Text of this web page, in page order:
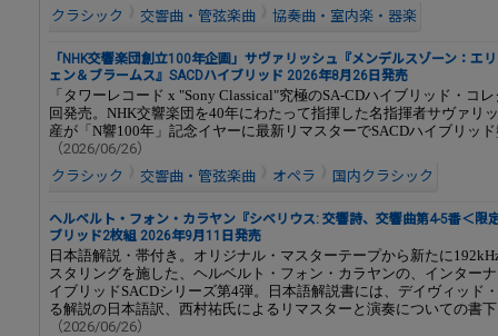
クラシック
交響曲・管弦楽曲 協奏曲・室内楽・器楽
「NHK交響楽団創立100年企画」サヴァリッシュ『メンデルスゾーン：エ
ェン＆ブラームス』SACDハイブリッド 2026年8月26日発売
「タワーレコード x "Sony Classical"究極のSA-CDハイブリッド・コ
回発売。NHK交響楽団を40年にわたって指揮した名指揮者サヴァリ
産が「N響100年」記念イヤーに最新リマスターでSACDハイブリッ
（2026/06/26）
クラシック
交響曲・管弦楽曲 オペラ 国内クラシック
ヘルベルト・フォン・カラヤン『シベリウス: 交響詩、交響曲第4-5番＜限
ブリッド2枚組 2026年9月11日発売
日本語解説・帯付き。オリジナル・マスターテープから新たに
スタリングを施した、ヘルベルト・フォン・カラヤンの、インター
イブリッドSACDシリーズ第4弾。日本語解説書には、デイヴィッド
る解説の日本語訳、西村祐氏によるリマスターと演奏についての書
（2026/06/26）